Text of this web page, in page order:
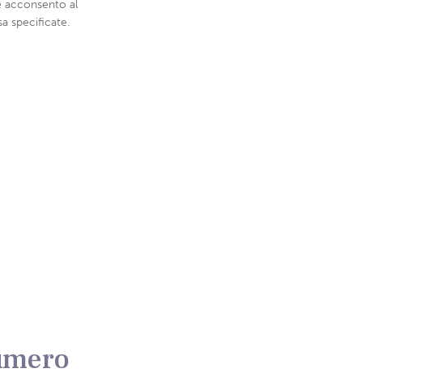
al
specificate.